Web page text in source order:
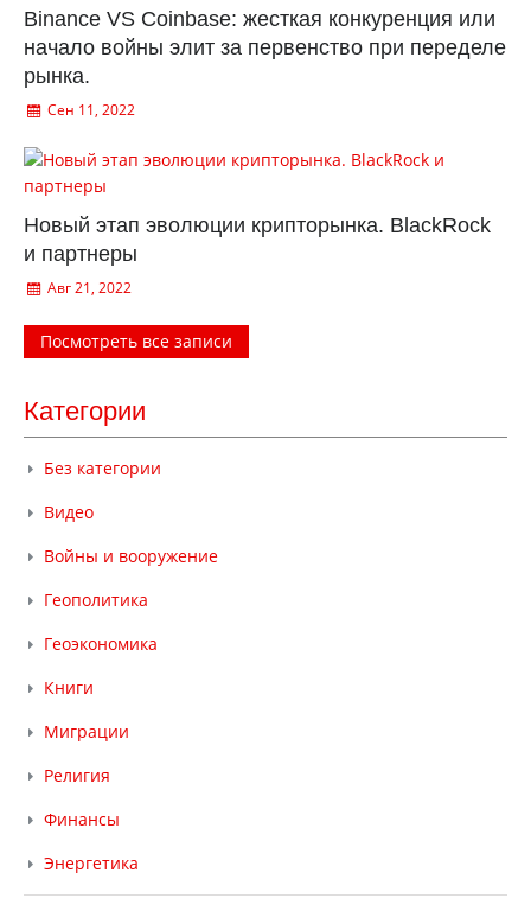
Binance VS Coinbase: жесткая конкуренция или
начало войны элит за первенство при переделе
рынка.
Сен 11, 2022
Новый этап эволюции крипторынка. BlackRock
и партнеры
Авг 21, 2022
Посмотреть все записи
Категории
Без категории
Видео
Войны и вооружение
Геополитика
Геоэкономика
Книги
Миграции
Религия
Финансы
Энергетика